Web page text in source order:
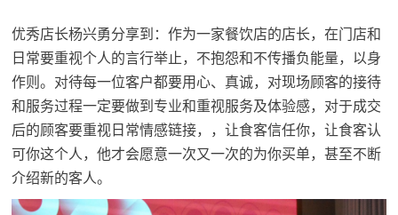
优秀店长杨兴勇分享到：作为一家餐饮店的店长，在门店和
日常要重视个人的言行举止，不抱怨和不传播负能量，以身
作则。对待每一位客户都要用心、真诚，对现场顾客的接待
和服务过程一定要做到专业和重视服务及体验感，对于成交
后的顾客要重视日常情感链接，，让食客信任你，让食客认
可你这个人，他才会愿意一次又一次的为你买单，甚至不断
介绍新的客人。